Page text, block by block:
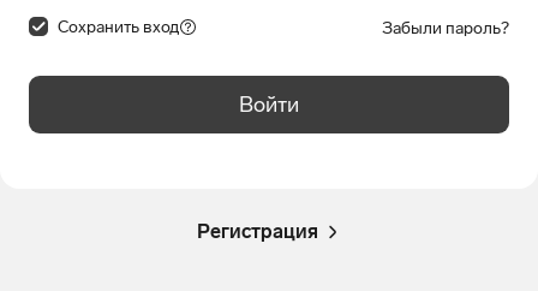
Сохранить вход Забыли пароль?
Войти
Регистрация